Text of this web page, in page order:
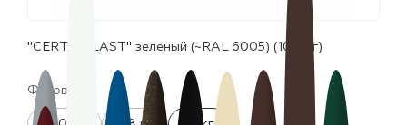
"CERTA-PLAST" зеленый (~RAL 6005) (10,0 кг)
Фасовка: